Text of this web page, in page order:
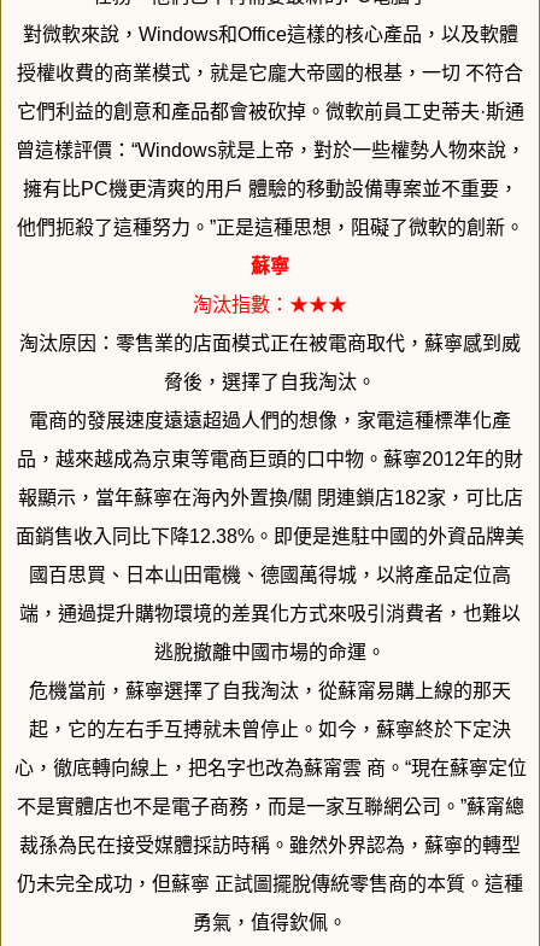
對微軟來說，Windows和Office這樣的核心產品， 以及軟體
授權收費的商業模式，就是它龐大帝國的根基，一切 不符合
它們利益的創意和產品都會被砍掉。微軟前員工史蒂夫·斯通
曾這樣評價：“Windows就是上帝， 對於一些權勢人物來說，
擁有比PC機更清爽的用戶 體驗的移動設備專案並不重要，
他們扼殺了這種努力。”正是這種思想，阻礙了微軟的創新。
蘇寧
淘汰指數：★★★
淘汰原因：零售業的店面模式正在被電商取代，蘇寧感到威
脅後， 選擇了自我淘汰。
電商的發展速度遠遠超過人們的想像，家電這種標準化產
品， 越來越成為京東等電商巨頭的口中物。蘇寧2012年的財
報顯示， 當年蘇寧在海內外置換/關 閉連鎖店182家，可比店
面銷售收入同比下降12.38%。 即便是進駐中國的外資品牌美
國百思買、日本山田電機、 德國萬得城，以將產品定位高
端， 通過提升購物環境的差異化方式來吸引消費者， 也難以
逃脫撤離中國市場的命運。
危機當前，蘇寧選擇了自我淘汰，從蘇甯易購上線的那天
起， 它的左右手互搏就未曾停止。如今，蘇寧終於下定決
心， 徹底轉向線上，把名字也改為蘇甯雲 商。“現在蘇寧定位
不是實體店也不是電子商務， 而是一家互聯網公司。”蘇甯總
裁孫為民在接受媒體採訪時稱。 雖然外界認為，蘇寧的轉型
仍未完全成功，但蘇寧 正試圖擺脫傳統零售商的本質。這種
勇氣，值得欽佩。